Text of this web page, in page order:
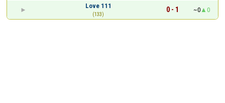
Love 111
(133)
0 - 1 ~0 0